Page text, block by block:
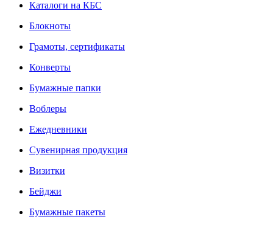
Каталоги на КБС
Блокноты
Грамоты, сертификаты
Конверты
Бумажные папки
Воблеры
Ежедневники
Сувенирная продукция
Визитки
Бейджи
Бумажные пакеты